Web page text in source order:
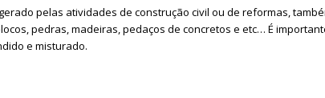
pelas atividades de construção civil ou de reformas,
pedras, madeiras, pedaços de concretos e etc… É
e misturado.